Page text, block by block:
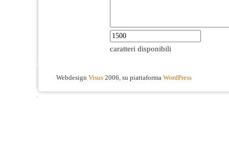
caratteri disponibili
Webdesign Visus 2006, su piattaforma WordPress